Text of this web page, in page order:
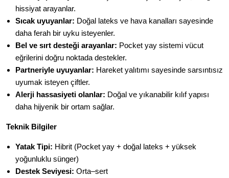
hissiyat arayanlar.
Sıcak uyuyanlar: Doğal lateks ve hava kanalları sayesinde
daha ferah bir uyku isteyenler.
Bel ve sırt desteği arayanlar: Pocket yay sistemi vücut
eğrilerini doğru noktada destekler.
Partneriyle uyuyanlar: Hareket yalıtımı sayesinde sarsıntısız
uyumak isteyen çiftler.
Alerji hassasiyeti olanlar: Doğal ve yıkanabilir kılıf yapısı
daha hijyenik bir ortam sağlar.
Teknik Bilgiler
Yatak Tipi: Hibrit (Pocket yay + doğal lateks + yüksek
yoğunluklu sünger)
Destek Seviyesi: Orta–sert